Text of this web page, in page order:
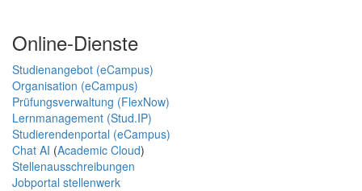
Online-Dienste
Studienangebot (eCampus)
Organisation (eCampus)
Prüfungsverwaltung (FlexNow)
Lernmanagement (Stud.IP)
Studierendenportal (eCampus)
Chat AI (Academic Cloud)
Stellenausschreibungen
Jobportal stellenwerk